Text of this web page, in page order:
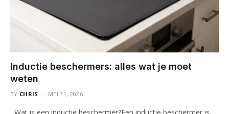
Inductie beschermers: alles wat je moet
weten
BY CHRIS MEI 31, 2026